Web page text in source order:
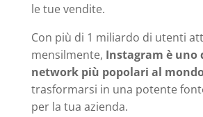
le tue vendite.
Con più di 1 miliardo di utenti
mensilmente, Instagram è uno
network più popolari al
trasformarsi in una potente
per la tua azienda.